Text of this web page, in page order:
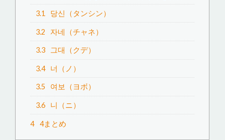
3.1 당신（タンシン）
3.2 자네（チャネ）
3.3 그대（クデ）
3.4 너（ノ）
3.5 여보（ヨボ）
3.6 니（ニ）
4 4まとめ